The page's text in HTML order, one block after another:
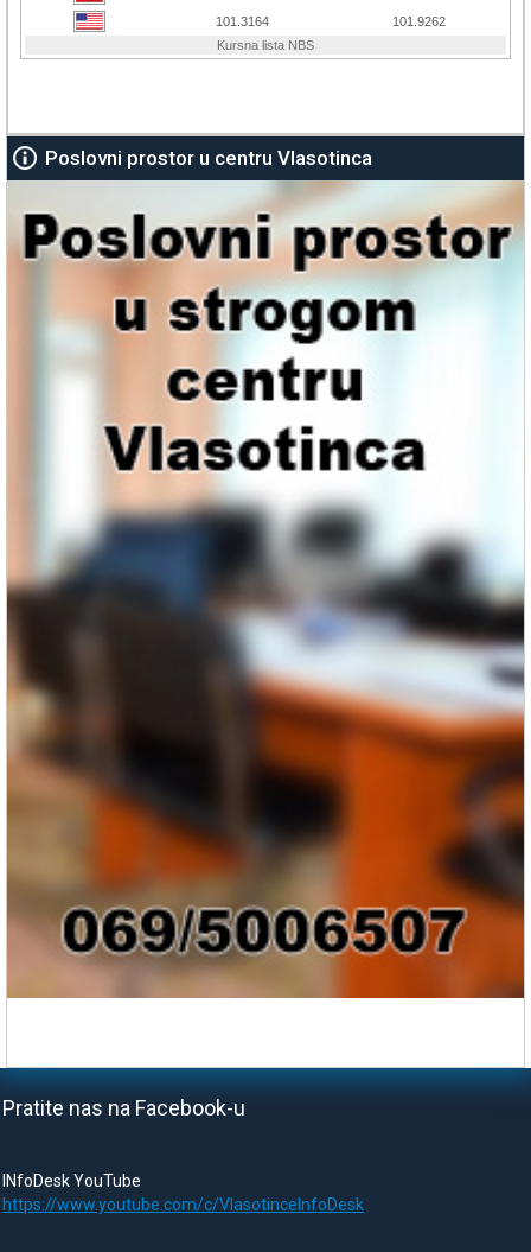
Poslovni prostor u centru Vlasotinca
Pratite nas na Facebook-u
INfoDesk YouTube
https://www.youtube.com/c/VlasotinceInfoDesk